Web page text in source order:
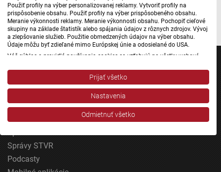
Použiť profily na výber personalizovanej reklamy. Vytvoriť profily na
prispôsobenie obsahu. Použiť profily na výber prispôsobeného obsahu.
Meranie výkonnosti reklamy. Meranie výkonnosti obsahu. Pochopiť cieľové
skupiny na základe štatistík alebo spájania údajov z rôznych zdrojov. Vývoj
a zlepšovanie služieb. Použitie obmedzených údajov na výber obsahu.
Údaje môžu byť zdieľané mimo Európskej únie a odosielané do USA.
Váš súhlas a pravidlá používania cookies sa vzťahujú na všetky webové
Stred, Rádio Regina Západ, Rádio Patria, Rádio Devín, RTVS, Hudobné
pozdravy, Rádio Slovensko, RSI Francais, RSI English, RSI Slovensky, Rádio
Junior, RSI, Rádio Regina Východ, Rádio_FM, RSI Espanol, NEV.
Zobraziť zoznam partnerov (1 predajcovia IAB)
Vaše údaje používame na nasledujúce účely:
zariadení
Použiť obmedzené údaje na výber reklamy
Prijať všetko
Nastavenia
Odmietnuť všetko
Autorka: Janka Bleyová
Jednotka
Dvojka
24
Správy STVR
Podcasty